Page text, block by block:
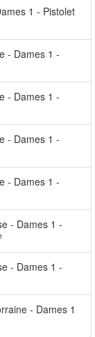
1 - Pistolet
- Dames 1 -
- Dames 1 -
- Dames 1 -
- Dames 1 -
- Dames 1 -
- Dames 1 -
- Dames 1